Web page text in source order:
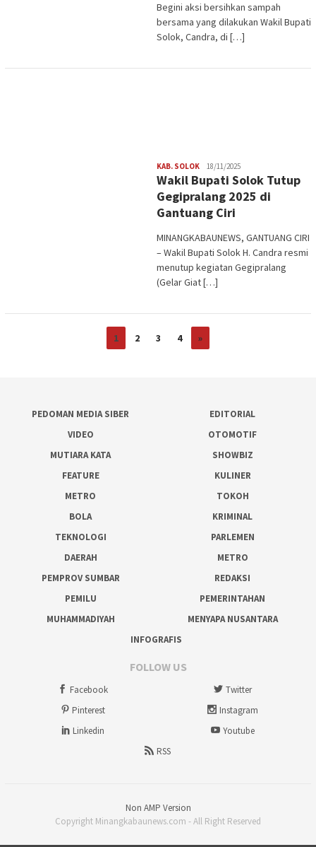
Begini aksi bersihkan sampah
bersama yang dilakukan Wakil Bupati
Solok, Candra, di […]
KAB. SOLOKRedaksi
18/11/2025
Wakil Bupati Solok Tutup
Gegipralang 2025 di
Gantuang Ciri
MINANGKABAUNEWS, GANTUANG CIRI
– Wakil Bupati Solok H. Candra resmi
menutup kegiatan Gegipralang
(Gelar Giat […]
1 2 3 4 »
PEDOMAN MEDIA SIBER
EDITORIAL
VIDEO
OTOMOTIF
MUTIARA KATA
SHOWBIZ
FEATURE
KULINER
METRO
TOKOH
BOLA
KRIMINAL
TEKNOLOGI
PARLEMEN
DAERAH
METRO
PEMPROV SUMBAR
REDAKSI
PEMILU
PEMERINTAHAN
MUHAMMADIYAH
MENYAPA NUSANTARA
INFOGRAFIS
FOLLOW US
Facebook
Twitter
Pinterest
Instagram
Linkedin
Youtube
RSS
Non AMP Version
Copyright Minangkabaunews.com - All Right Reserved